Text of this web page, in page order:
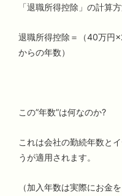
「退職所得控除」の計算
退職所得控除＝（40万円
からの年数）
この”年数”は何なのか?
これは会社の勤続年数と
うが適用されます。
（加入年数は実際にお金